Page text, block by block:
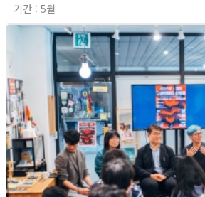
기간 : 5월